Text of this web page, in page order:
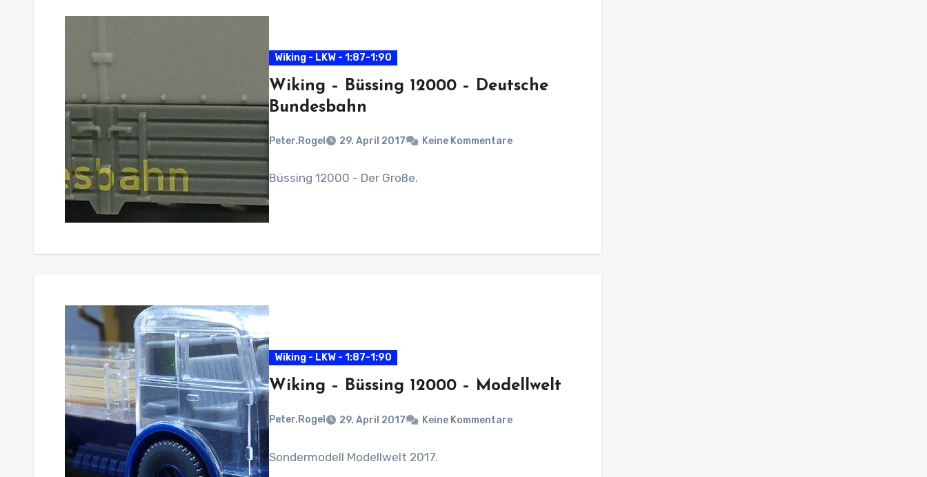
Wiking - LKW - 1:87-1:90
Wiking – Büssing 12000 – Deutsche
Bundesbahn
Peter.Rogel 29. April 2017 Keine Kommentare
Büssing 12000 - Der Große.
Wiking - LKW - 1:87-1:90
Wiking – Büssing 12000 – Modellwelt
Peter.Rogel 29. April 2017 Keine Kommentare
Sondermodell Modellwelt 2017.